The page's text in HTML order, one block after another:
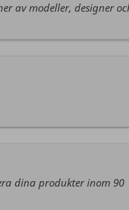
av modeller, designer
dina produkter inom 90